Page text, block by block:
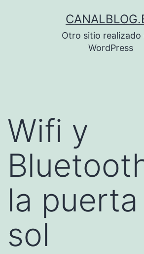
Otro sitio realizado
WordPress
Wifi y
la
sol